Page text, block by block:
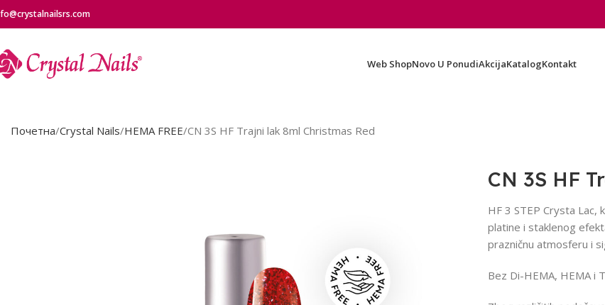
Web ShopNovo U PonudiAkcijaKatalogKontakt
Почетна Crystal Nails HEMA FREE CN 3S HF Trajni lak 8ml Christmas Red
CN 3S HF
HF 3 STEP Crysta
platine i staklenog
prazničnu atmosferu i
Bez Di-HEMA, HEMA i